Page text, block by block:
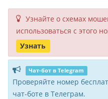
Узнайте о схемах
исполь­зоваться с этого
Узнать
Чат-бот в Telegram
Проверяйте номер
чат-боте в Телеграм.